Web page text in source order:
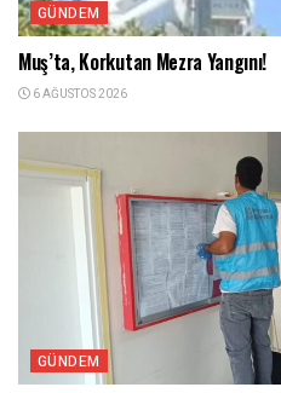
GÜNDEM
Muş’ta, Korkutan Mezra Yangını!
6 AĞUSTOS 2026
GÜNDEM